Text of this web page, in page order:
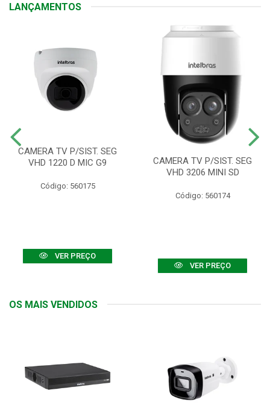
LANÇAMENTOS
CAMERA TV P/SIST. SEG
VHD 1220 D MIC G9
Código: 560175
VER PREÇO
CAMERA TV P/SIST. SEG
VHD 3206 MINI SD
Código: 560174
VER PREÇO
OS MAIS VENDIDOS